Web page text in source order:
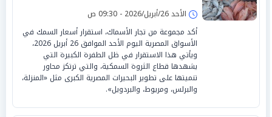
الأحد 26/أبريل/2026 - 09:30 ص
أكد مجموعة من تجار الأسماك، استقرار أسعار السمك في
الأسواق المصرية اليوم الأحد الموافق 26 أبريل 2026،
ويأتي هذا الاستقرار في ظل الطفرة الكبيرة التي
يشهدها قطاع الثروة السمكية، والتي ترتكز محاور
تنميتها على تطوير البحيرات المصرية الكبرى مثل «المنزلة،
والبرلس، ومريوط، والبردويل».